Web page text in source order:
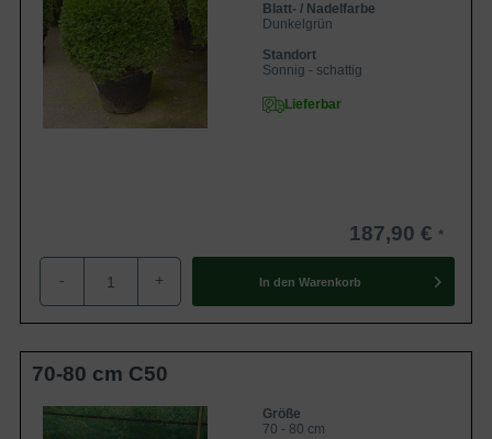
Blatt- / Nadelfarbe
Dunkelgrün
Standort
Sonnig - schattig
Lieferbar
187,90 €
- + In den Warenkorb
70-80 cm C50
Größe
70 - 80 cm